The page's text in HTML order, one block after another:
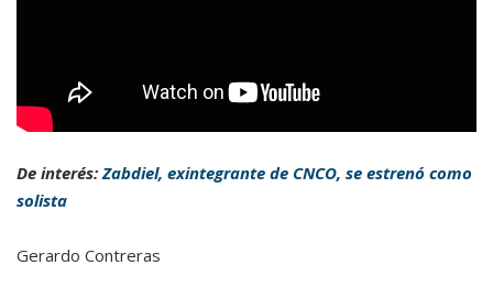
De interés:Zabdiel, exintegrante de CNCO, se estrenó como
solista
Gerardo Contreras